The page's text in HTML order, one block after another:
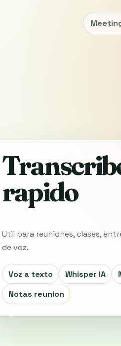
rapido
Util para reuniones, clases,
de voz.
Voz a texto Whisper IA
Notas reunion